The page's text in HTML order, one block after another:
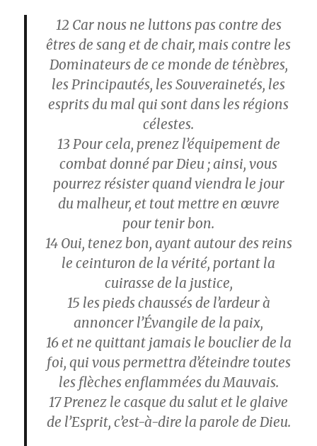
12 Car nous ne luttons pas contre des
êtres de sang et de chair, mais contre les
Dominateurs de ce monde de ténèbres,
les Principautés, les Souverainetés, les
esprits du mal qui sont dans les régions
célestes.
13 Pour cela, prenez l’équipement de
combat donné par Dieu ; ainsi, vous
pourrez résister quand viendra le jour
du malheur, et tout mettre en œuvre
pour tenir bon.
14Oui, tenez bon, ayant autour des reins
le ceinturon de la vérité, portant la
cuirasse de la justice,
15 les pieds chaussés de l’ardeur à
annoncer l’Évangile de la paix,
16et ne quittant jamais le bouclier de la
foi, qui vous permettra d’éteindre toutes
les flèches enflammées du Mauvais.
17Prenez le casque du salut et le glaive
de l’Esprit, c’est-à-dire la parole de Dieu.